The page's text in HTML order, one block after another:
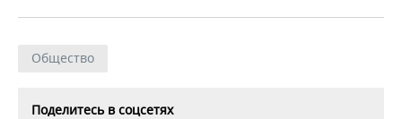
Общество
Поделитесь в соцсетях